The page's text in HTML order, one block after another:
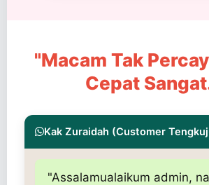
"Macam Tak
Cepat
Kak Zuraidah (Customer
"Assalamualaikum admin,